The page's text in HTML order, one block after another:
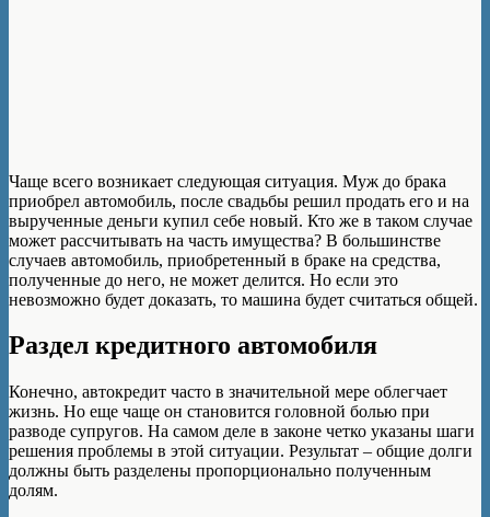
Чаще всего возникает следующая ситуация. Муж до брака
приобрел автомобиль, после свадьбы решил продать его и на
вырученные деньги купил себе новый. Кто же в таком случае
может рассчитывать на часть имущества? В большинстве
случаев автомобиль, приобретенный в браке на средства,
полученные до него, не может делится. Но если это
невозможно будет доказать, то машина будет считаться общей.
Раздел кредитного автомобиля
Конечно, автокредит часто в значительной мере облегчает
жизнь. Но еще чаще он становится головной болью при
разводе супругов. На самом деле в законе четко указаны шаги
решения проблемы в этой ситуации. Результат – общие долги
должны быть разделены пропорционально полученным
долям.